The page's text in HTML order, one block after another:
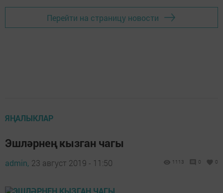
Перейти на страницу новости
ЯҢАЛЫКЛАР
Эшләрнең кызган чагы
admin, 23 август 2019 - 11:50 1113 0 0